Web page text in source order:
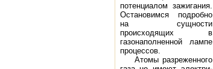
потенциалом зажигания.
Остановимся подробно
на сущ­ности
происходящих в
газонаполненной лампе
процессов.
Атомы разреженного